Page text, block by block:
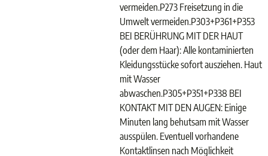
vermeiden.P273 Freisetzung in die
Umwelt vermeiden.P303+P361+P353
BEI BERÜHRUNG MIT DER HAUT
(oder dem Haar): Alle kontaminierten
Kleidungsstücke sofort ausziehen. Haut
mit Wasser
abwaschen.P305+P351+P338 BEI
KONTAKT MIT DEN AUGEN: Einige
Minuten lang behutsam mit Wasser
ausspülen. Eventuell vorhandene
Kontaktlinsen nach Möglichkeit